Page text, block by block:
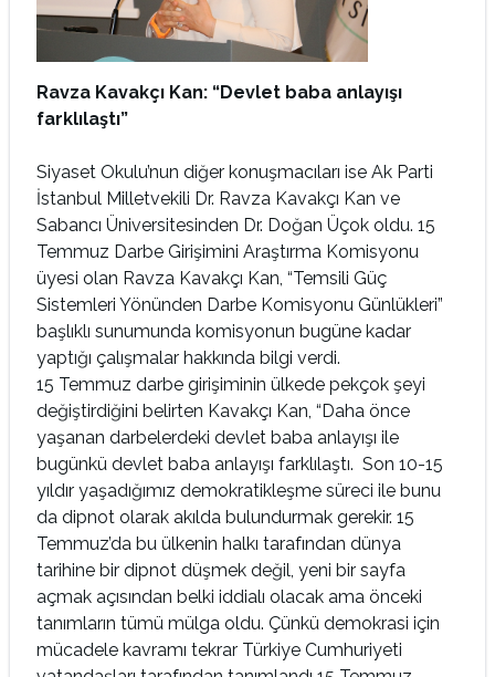
Ravza Kavakçı Kan: “Devlet baba anlayışı
farklılaştı”
Siyaset Okulu’nun diğer konuşmacıları ise Ak Parti
İstanbul Milletvekili Dr. Ravza Kavakçı Kan ve
Sabancı Üniversitesinden Dr. Doğan Üçok oldu. 15
Temmuz Darbe Girişimini Araştırma Komisyonu
üyesi olan Ravza Kavakçı Kan, “Temsili Güç
Sistemleri Yönünden Darbe Komisyonu Günlükleri”
başlıklı sunumunda komisyonun bugüne kadar
yaptığı çalışmalar hakkında bilgi verdi.
15 Temmuz darbe girişiminin ülkede pekçok şeyi
değiştirdiğini belirten Kavakçı Kan, “Daha önce
yaşanan darbelerdeki devlet baba anlayışı ile
bugünkü devlet baba anlayışı farklılaştı. Son 10-15
yıldır yaşadığımız demokratikleşme süreci ile bunu
da dipnot olarak akılda bulundurmak gerekir. 15
Temmuz’da bu ülkenin halkı tarafından dünya
tarihine bir dipnot düşmek değil, yeni bir sayfa
açmak açısından belki iddialı olacak ama önceki
tanımların tümü mülga oldu. Çünkü demokrasi için
mücadele kavramı tekrar Türkiye Cumhuriyeti